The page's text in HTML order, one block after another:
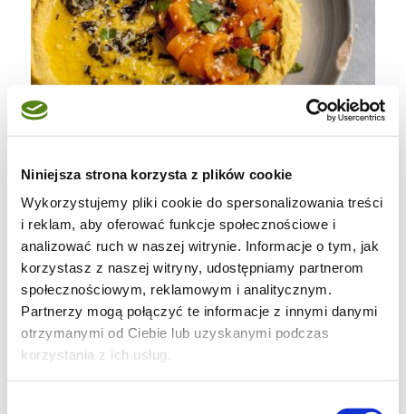
Niniejsza strona korzysta z plików cookie
Wykorzystujemy pliki cookie do spersonalizowania treści
i reklam, aby oferować funkcje społecznościowe i
analizować ruch w naszej witrynie. Informacje o tym, jak
korzystasz z naszej witryny, udostępniamy partnerom
społecznościowym, reklamowym i analitycznym.
Partnerzy mogą połączyć te informacje z innymi danymi
otrzymanymi od Ciebie lub uzyskanymi podczas
korzystania z ich usług.
Hummus z pure z dyni z pieczoną papryką.